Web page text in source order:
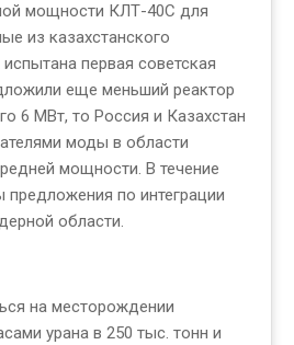
мощности КЛТ-40С для
из казахстанского
первая советская
еще меньший реактор
6 МВт, то Россия и Казахстан
моды в области
мощности. В течение
предложения по интеграции
области.
на месторождении
урана в 250 тыс. тонн и